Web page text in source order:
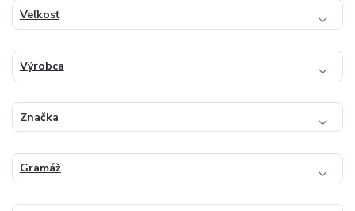
Veľkosť
Výrobca
Značka
Gramáž